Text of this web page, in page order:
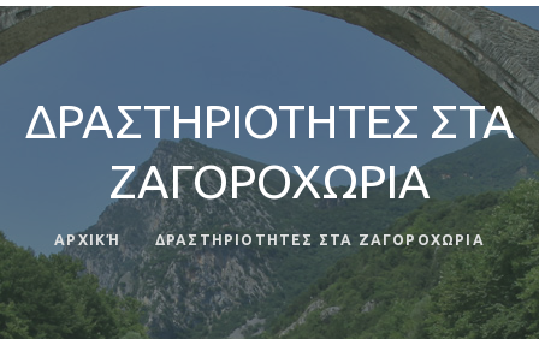
ΔΡΑΣΤΗΡΙΟΤΗΤΕΣ ΣΤΑ
ΖΑΓΟΡΟΧΩΡΙΑ
ΑΡΧΙΚΉ ΔΡΑΣΤΗΡΙΟΤΗΤΕΣ ΣΤΑ ΖΑΓΟΡΟΧΩΡΙΑ